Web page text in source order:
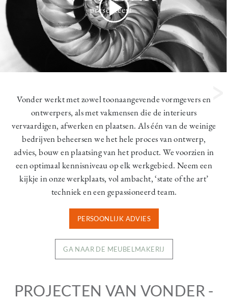
Vonder werkt met zowel toonaangevende vormgevers en
ontwerpers, als met vakmensen die de interieurs
vervaardigen, afwerken en plaatsen. Als één van de weinige
bedrijven beheersen we het hele proces van ontwerp,
advies, bouw en plaatsing van het product. We voorzien in
een optimaal kennisniveau op elk werkgebied. Neem een
kijkje in onze werkplaats, vol ambacht, ‘state of the art’
techniek en een gepassioneerd team.
PERSOONLIJK ADVIES
GA NAAR DE MEUBELMAKERIJ
PROJECTEN VAN VONDER -